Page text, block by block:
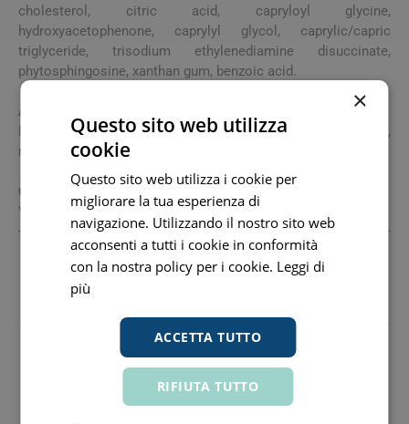
cholesterol, citric acid, capryloyl glycine,
hydroxyacetophenone, caprylyl glycol, caprylic/capric
triglyceride, trisodium ethylenediamine disuccinate,
phytosphingosine, xanthan gum, benzoic acid.
Avvertenze
Evitare il contatto con gli occhi. In caso di contatto,
risciacquare abbondantemente con acqua.
Conservazione
Validità post-apertura: 6 mesi.
Produttore
Cerave (L'oreal Italia Spa)
Sede Legale: Via Garibaldi, 42 10122 Torino To
+390114603111 Fax: Email: Servizioconsumatoricerave.Corp
Sede Operativa: Via Primaticcio, 155 20147 Milano Mi
+390297066111 Fax: Email:
Concess Vendita Nazionale
Cosmetique Active Italia Spa00883310153
×
Questo sito web utilizza
cookie
Questo sito web utilizza i cookie per
migliorare la tua esperienza di
navigazione. Utilizzando il nostro sito web
acconsenti a tutti i cookie in conformità
con la nostra policy per i cookie. Leggi di
più
ACCETTA TUTTO
RIFIUTA TUTTO